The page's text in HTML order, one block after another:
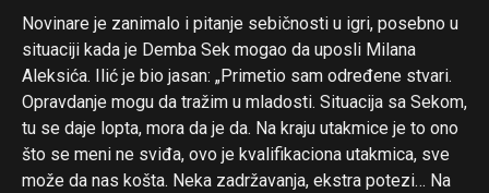
Novinare je zanimalo i pitanje sebičnosti u igri, posebno u
situaciji kada je Demba Sek mogao da uposli Milana
Aleksića. Ilić je bio jasan: „Primetio sam određene stvari.
Opravdanje mogu da tražim u mladosti. Situacija sa Sekom,
tu se daje lopta, mora da je da. Na kraju utakmice je to ono
što se meni ne sviđa, ovo je kvalifikaciona utakmica, sve
može da nas košta. Neka zadržavanja, ekstra potezi… Na